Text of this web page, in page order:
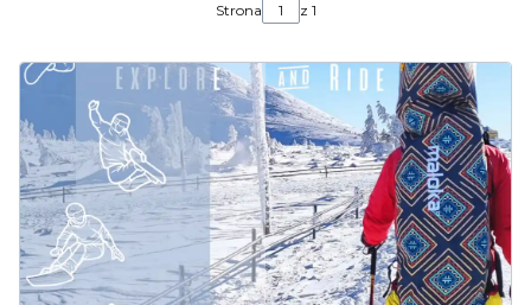
Strona z 1